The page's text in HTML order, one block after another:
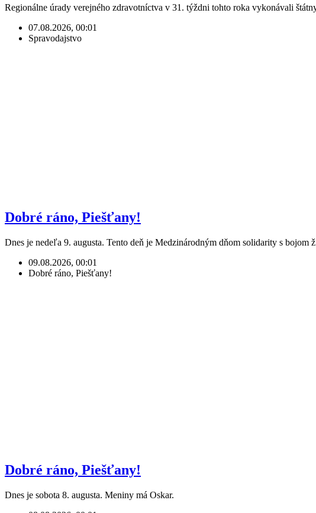
Regionálne úrady verejného zdravotníctva v 31. týždni tohto roka vykonávali
07.08.2026, 00:01
Spravodajstvo
Dobré ráno, Piešťany!
Dnes je nedeľa 9. augusta. Tento deň je Medzinárodným dňom solidarity s
09.08.2026, 00:01
Dobré ráno, Piešťany!
Dobré ráno, Piešťany!
Dnes je sobota 8. augusta. Meniny má Oskar.